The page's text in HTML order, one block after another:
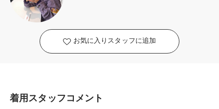
お気に入りスタッフに追加
着用スタッフコメント